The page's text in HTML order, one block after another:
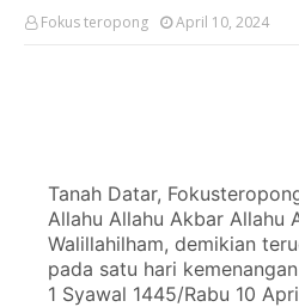
Fokus teropong April 10, 2024
Tanah Datar,
Allahu Allahu Akbar Allahu
Walillahilham, demikian
pada satu hari
1 Syawal 1445/Rabu 10